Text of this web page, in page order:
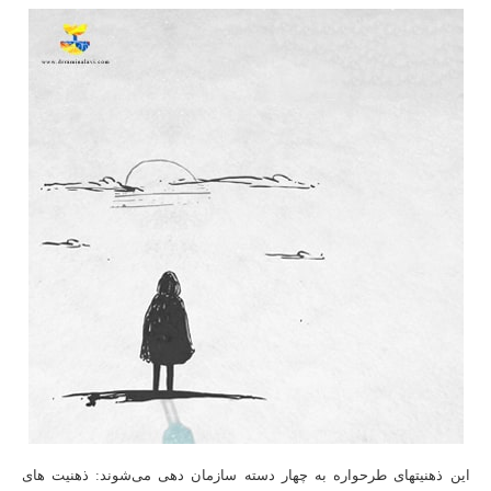
این ذهنیتهای طرحواره به چهار دسته سازمان ‌دهی می‌شوند: ذهنیت های